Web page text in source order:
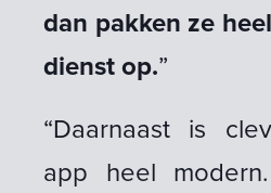
dan pakken ze
dienst op.”
“Daarnaast is
app heel